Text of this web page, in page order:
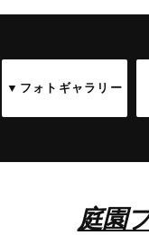
▼フォトギャラリー
庭園